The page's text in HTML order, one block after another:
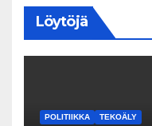
Löytöjä
POLITIIKKA TEKOÄLY